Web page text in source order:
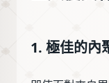
1. 極佳的內